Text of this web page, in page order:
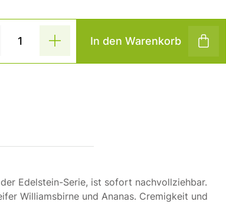
In den Warenkorb
Edelstein-Serie, ist sofort nachvollziehbar.
Williamsbirne und Ananas. Cremigkeit und